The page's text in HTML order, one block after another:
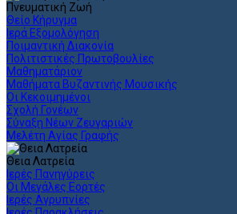
Πνευματική Ζωή
Θείο Κήρυγμα
Ιερά Εξομολόγηση
Ποιμαντική Διακονία
Πολιτιστικές Πρωτοβουλίες
Μαθηματάριον
Μαθήματα Βυζαντινής Μουσικής
Οι Κεκοιμημένοι
Σχολή Γονέων
Σύναξη Νέων Ζευγαριών
Μελέτη Αγίας Γραφής
Θεια Λατρεία
Ιερές Πανηγύρεις
Οι Μεγάλες Εορτές
Ιερές Αγρυπνίες